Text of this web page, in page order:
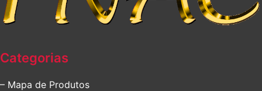
Categorias
– Mapa de Produtos